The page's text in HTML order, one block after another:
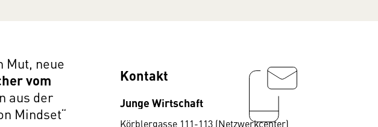
Mut, neue
vom
aus der
Mindset“
Kontakt
Junge Wirtschaft
Körblergasse 111-113 (Netzwerkcenter)